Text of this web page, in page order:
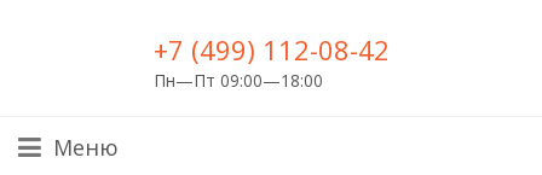
+7 (499) 112-08-42
Пн—Пт 09:00—18:00
Меню